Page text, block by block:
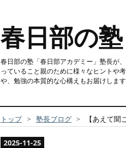
春日部の
春日部の塾「春日部アカデミー」塾長が
っていること親のために様々なヒントや
や、勉強の本質的な心構えもお届けします
トップ > 塾長ブログ > 【あえて
2025-11-25